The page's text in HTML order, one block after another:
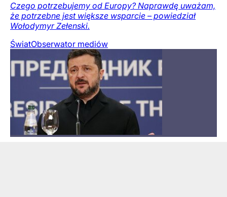
Czego potrzebujemy od Europy? Naprawdę uważam,
że potrzebne jest większe wsparcie – powiedział
Wołodymyr Zełenski.
ŚwiatObserwator mediów